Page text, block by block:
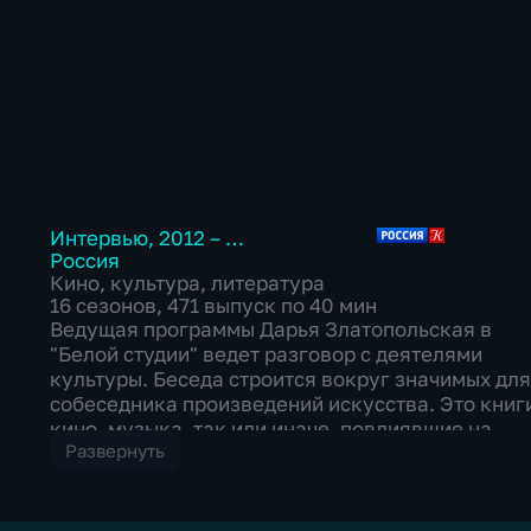
Интервью, 2012 – …
Россия
Кино, культура, литература
16 сезонов, 471 выпуск по 40 мин
Ведущая программы Дарья Златопольская в
"Белой студии" ведет разговор с деятелями
культуры. Беседа строится вокруг значимых для
собеседника произведений искусства. Это
кино, музыка, так или иначе, повлиявшие на
становление его как личности, художника,
Развернуть